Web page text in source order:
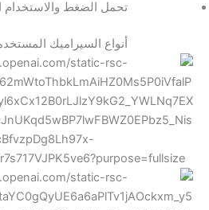
تحمل الضغط والاستخدام
أنواع السيراميك